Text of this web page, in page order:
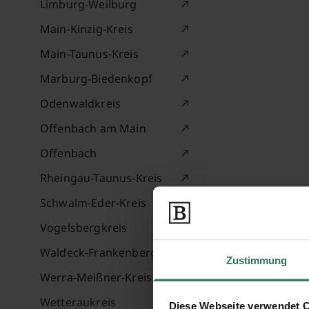
Zustimmung
Diese Webseite verwendet
Limburg-Weilburg
Main-Kinzig-Kreis
Main-Taunus-Kreis
Marburg-Biedenkopf
Odenwaldkreis
Offenbach am Main
Offenbach
Rheingau-Taunus-Kreis
Schwalm-Eder-Kreis
Vogelsbergkreis
Waldeck-Frankenberg
Werra-Meißner-Kreis
Wetteraukreis